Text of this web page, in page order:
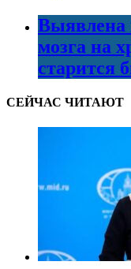
Выявлена
мозга на
старится
СЕЙЧАС ЧИТАЮТ